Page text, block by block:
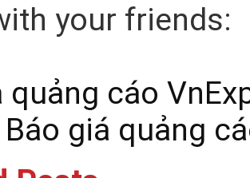
your friends:
quảng cáo
Báo giá quảng